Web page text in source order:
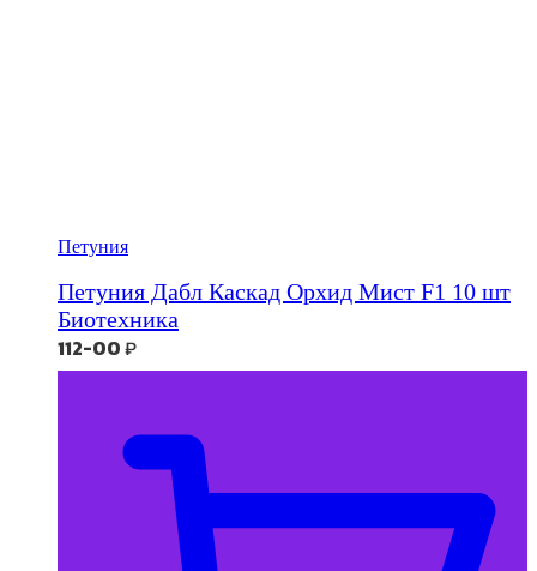
Петуния
Петуния Дабл Каскад Орхид Мист F1 10 шт
Биотехника
112-00₽